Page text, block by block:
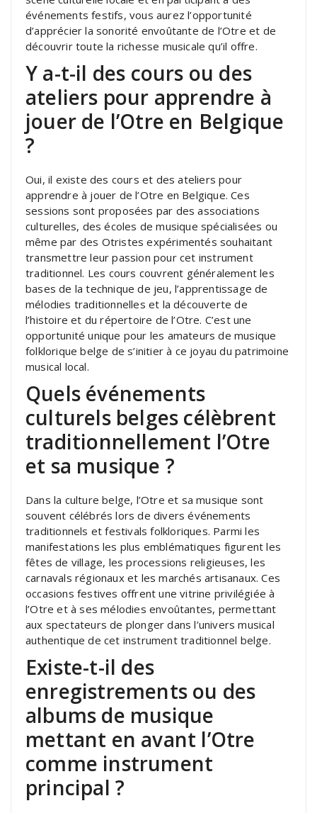
événements festifs, vous aurez l’opportunité
d’apprécier la sonorité envoûtante de l’Otre et de
découvrir toute la richesse musicale qu’il offre.
Y a-t-il des cours ou des
ateliers pour apprendre à
jouer de l’Otre en Belgique
?
Oui, il existe des cours et des ateliers pour
apprendre à jouer de l’Otre en Belgique. Ces
sessions sont proposées par des associations
culturelles, des écoles de musique spécialisées ou
même par des Otristes expérimentés souhaitant
transmettre leur passion pour cet instrument
traditionnel. Les cours couvrent généralement les
bases de la technique de jeu, l’apprentissage de
mélodies traditionnelles et la découverte de
l’histoire et du répertoire de l’Otre. C’est une
opportunité unique pour les amateurs de musique
folklorique belge de s’initier à ce joyau du patrimoine
musical local.
Quels événements
culturels belges célèbrent
traditionnellement l’Otre
et sa musique ?
Dans la culture belge, l’Otre et sa musique sont
souvent célébrés lors de divers événements
traditionnels et festivals folkloriques. Parmi les
manifestations les plus emblématiques figurent les
fêtes de village, les processions religieuses, les
carnavals régionaux et les marchés artisanaux. Ces
occasions festives offrent une vitrine privilégiée à
l’Otre et à ses mélodies envoûtantes, permettant
aux spectateurs de plonger dans l’univers musical
authentique de cet instrument traditionnel belge.
Existe-t-il des
enregistrements ou des
albums de musique
mettant en avant l’Otre
comme instrument
principal ?